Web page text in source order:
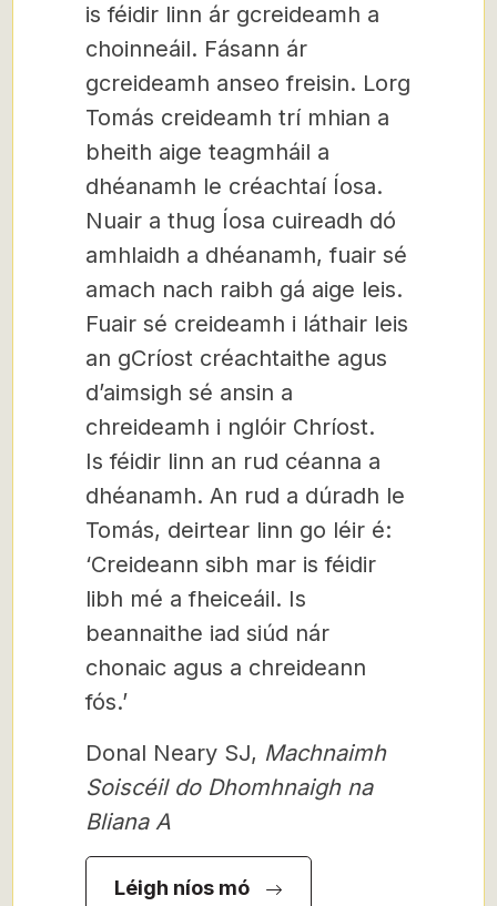
is féidir linn ár gcreideamh a
choinneáil. Fásann ár
gcreideamh anseo freisin. Lorg
Tomás creideamh trí mhian a
bheith aige teagmháil a
dhéanamh le créachtaí Íosa.
Nuair a thug Íosa cuireadh dó
amhlaidh a dhéanamh, fuair sé
amach nach raibh gá aige leis.
Fuair ​​sé creideamh i láthair leis
an gCríost créachtaithe agus
d’aimsigh sé ansin a
chreideamh i nglóir Chríost.
Is féidir linn an rud céanna a
dhéanamh. An rud a dúradh le
Tomás, deirtear linn go léir é:
‘Creideann sibh mar is féidir
libh mé a fheiceáil. Is
beannaithe iad siúd nár
chonaic agus a chreideann
fós.’
Donal Neary SJ, Machnaimh
Soiscéil do Dhomhnaigh na
Bliana A
Léigh níos mó